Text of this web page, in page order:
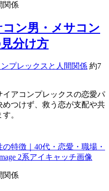
関係
ン男・メサコン
分け方
ンプレックスと人間関係 約7
イアコンプレックスの恋愛パ
つけず、救う恋が支配や共
。
関係